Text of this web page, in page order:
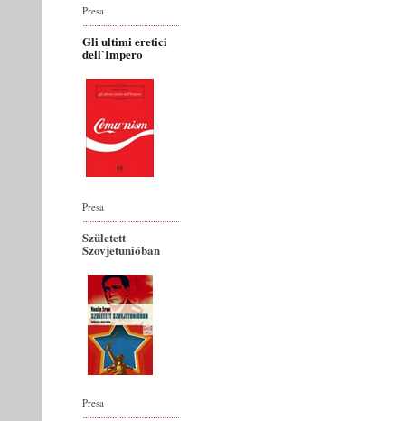
Presa
Gli ultimi eretici
dell`Impero
Presa
Született
Szovjetunióban
Presa